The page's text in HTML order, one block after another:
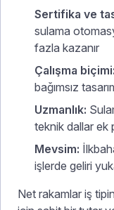
Sertifika ve
sulama
fazla kazanır
Çalışma biçimi:
bağımsız
Uzmanlık:
teknik dallar ek
Mevsim:
işlerde geliri
Net rakamlar iş